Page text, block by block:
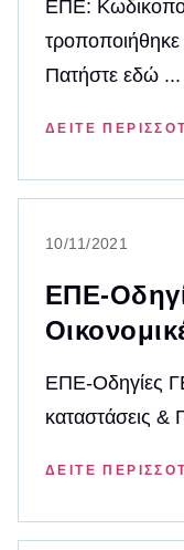
ΕΠΕ:
Πατήστε εδώ ...
ΔΕΊΤΕ
10/11/2021
ΕΠΕ-
ΕΠΕ-Οδηγίες
ΔΕΊΤΕ